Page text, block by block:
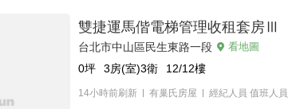
雙捷運馬偕電梯管理收租套房Ⅲ
台北市中山區民生東路一段 看地圖
0坪 3房(室)3衛 12/12樓
14小時前刷新 有巢氏房屋 經紀人員 值班人員